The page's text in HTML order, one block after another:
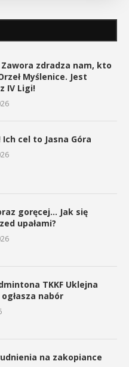
zdradza nam, kto
Myślenice. Jest
IV Ligi!
cel to Jasna Góra
goręcej… Jak się
upałami?
TKKF Uklejna
nabór
na zakopiance